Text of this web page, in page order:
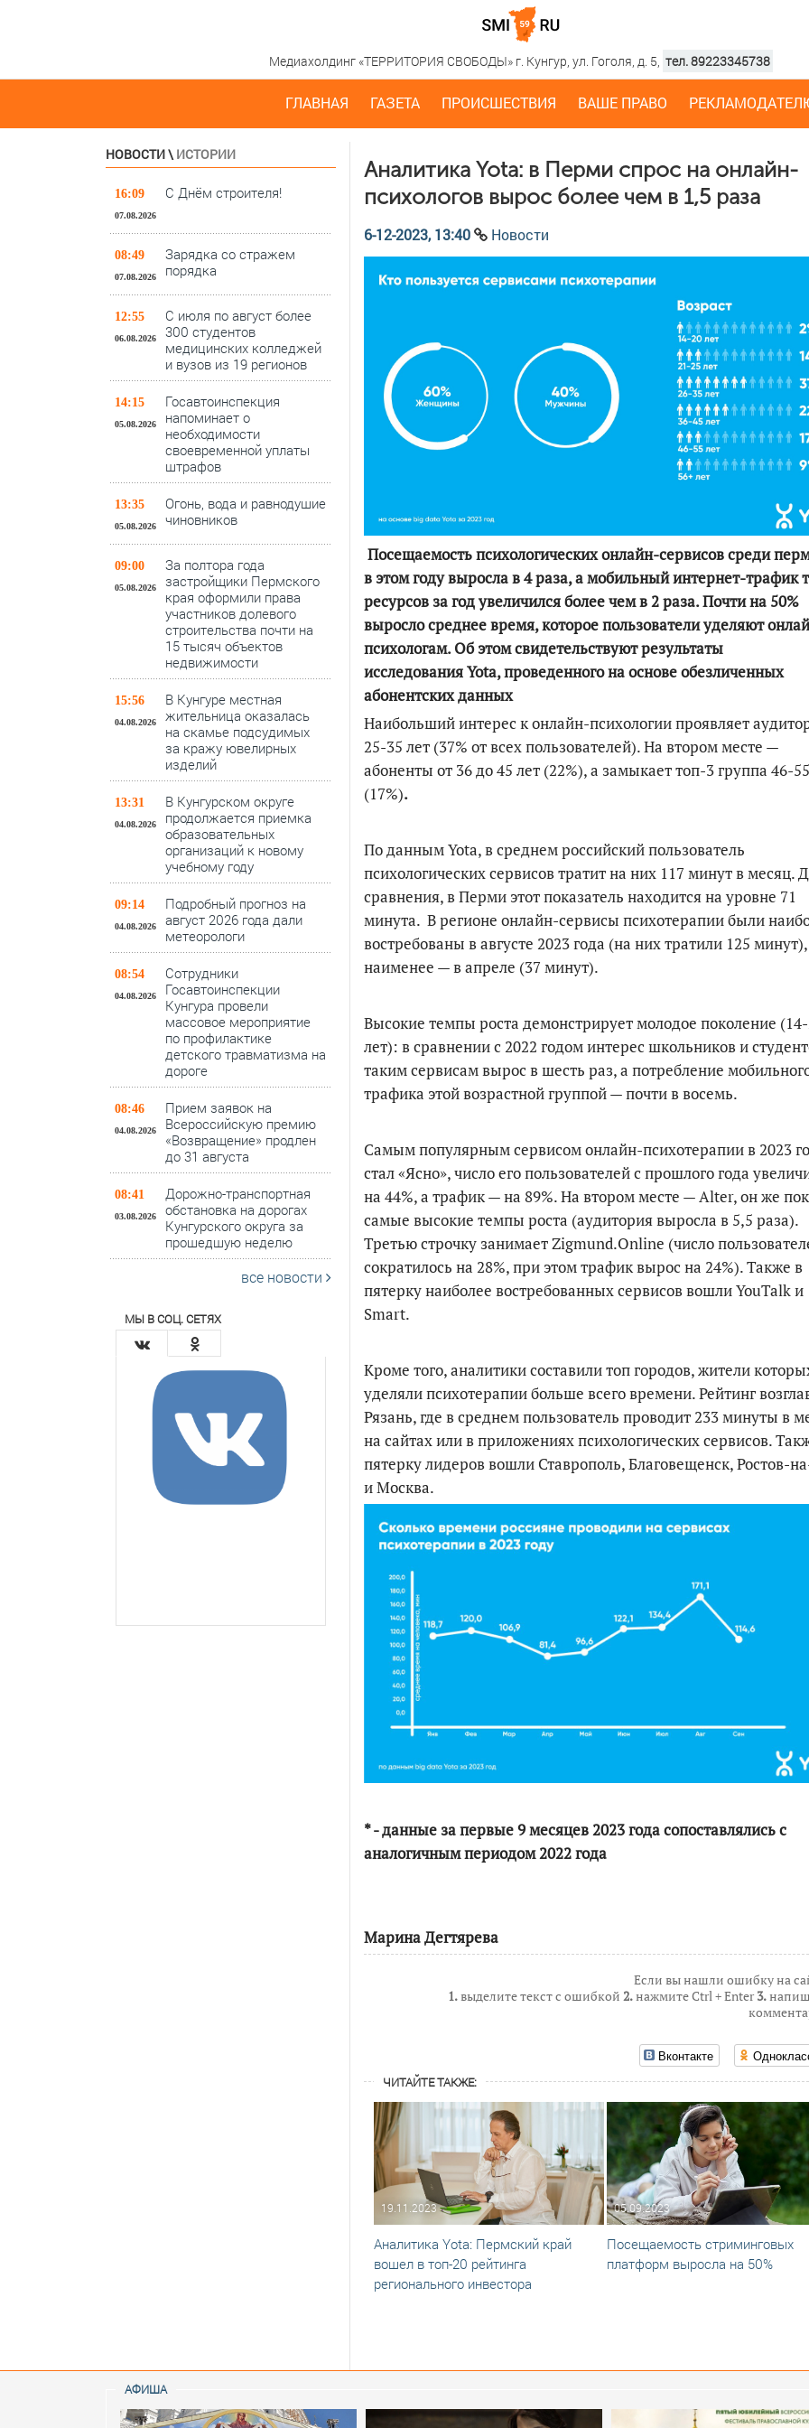
Медиахолдинг «ТЕРРИТОРИЯ СВОБОДЫ» г. Кунгур, ул. Гоголя, д. 5, тел. 89223345738
ГЛАВНАЯ ГАЗЕТА ПРОИСШЕСТВИЯ ВАШЕ ПРАВО
НОВОСТИ\ ИСТОРИИ
16:09
07.08.2026
С Днём строителя!
08:49
07.08.2026
Зарядка со стражем
порядка
12:55
06.08.2026
С июля по август более
300 студентов
медицинских колледжей
и вузов из 19 регионов
14:15
05.08.2026
Госавтоинспекция
напоминает о
необходимости
своевременной уплаты
штрафов
13:35
05.08.2026
Огонь, вода и равнодушие
чиновников
09:00
05.08.2026
За полтора года
застройщики Пермского
края оформили права
участников долевого
строительства почти на
15 тысяч объектов
недвижимости
15:56
04.08.2026
В Кунгуре местная
жительница оказалась
на скамье подсудимых
за кражу ювелирных
изделий
13:31
04.08.2026
В Кунгурском округе
продолжается приемка
образовательных
организаций к новому
учебному году
09:14
04.08.2026
Подробный прогноз на
август 2026 года дали
метеорологи
08:54
04.08.2026
Сотрудники
Госавтоинспекции
Кунгура провели
массовое мероприятие
по профилактике
детского травматизма на
дороге
08:46
04.08.2026
Прием заявок на
Всероссийскую премию
«Возвращение» продлен
до 31 августа
08:41
03.08.2026
Дорожно-транспортная
обстановка на дорогах
Кунгурского округа за
прошедшую неделю
все новости
МЫ В СОЦ. СЕТЯХ
Аналитика Yota: в Перми спрос на онлайн-
психологов вырос более чем в 1,5 раза
6-12-2023, 13:40 Новости
Посещаемость психологических онлайн-сервисов среди
в этом году выросла в 4 раза, а мобильный интернет-трафик
ресурсов за год увеличился более чем в 2 раза. Почти на 50%
выросло среднее время, которое пользователи уделяют
психологам. Об этом свидетельствуют результаты
исследованияYota, проведенного на основе обезличенных
абонентских данных
Наибольший интерес к онлайн-психологии проявляет
25-35 лет (37% от всех пользователей). На втором месте —
абоненты от 36 до 45 лет (22%), а замыкает топ-3 группа 46-
(17%).
По даннымYota, в среднем российский пользователь
психологических сервисов тратит на них 117 минут в месяц.
сравнения, в Перми этот показатель находится на уровне 71
минута. В регионе онлайн-сервисы психотерапии были
востребованы в августе 2023 года (на них тратили 125
наименее — в апреле (37 минут).
Высокие темпы роста демонстрирует молодое поколение
лет): в сравнении с 2022 годом интерес школьников и
таким сервисам вырос в шесть раз, а потребление
трафика этой возрастной группой — почти в восемь.
Самым популярным сервисом онлайн-психотерапии в 2023
стал «Ясно», число его пользователей с прошлого года
на 44%, а трафик — на 89%. На втором месте — Alter, он же
самые высокие темпы роста (аудитория выросла в 5,5 раза).
Третью строчку занимает Zigmund.Online (число
сократилось на 28%, при этом трафик вырос на 24%). Также в
пятерку наиболее востребованных сервисов вошли YouTalk и
Smart.
Кроме того, аналитики составили топ городов, жители
уделяли психотерапии больше всего времени. Рейтинг
Рязань, где в среднем пользователь проводит 233 минуты в
на сайтах или в приложениях психологических сервисов.
пятерку лидеров вошли Ставрополь, Благовещенск, Ростов-
и Москва.
* - данные за первые 9 месяцев 2023 года сопоставлялись с
аналогичным периодом 2022 года
Марина Дегтярева
Если вы нашли ошибку на
1.выделите текст с ошибкой 2.нажмите Ctrl + Enter3.
Вконтакте
ЧИТАЙТЕ ТАКЖЕ:
19.11.2023
Аналитика Yota: Пермский край
вошел в топ-20 рейтинга
регионального инвестора
05.09.2023
Посещаемость стриминговых
платформ выросла на 50%
По итогам первой
АФИША